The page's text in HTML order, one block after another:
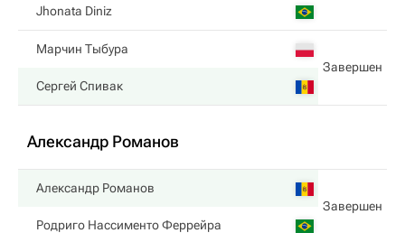
Jhonata Diniz
Марчин Тыбура
Завершен
Сергей Спивак
Александр Романов
Александр Романов
Завершен
Родриго Нассименто Феррейра